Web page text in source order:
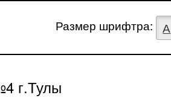
Размер шрифтра: А
г.Тулы